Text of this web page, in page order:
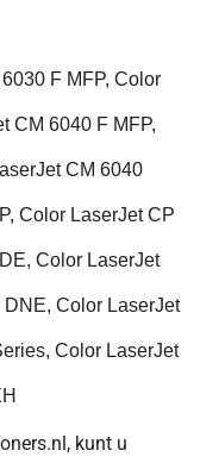
F MFP, Color
CM 6040 F MFP,
CM 6040
Color LaserJet CP
Color LaserJet
Color LaserJet
Color LaserJet
kunt u